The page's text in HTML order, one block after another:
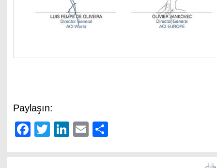
Paylaşın:
Facebook
TwitterLinkedIn
Email